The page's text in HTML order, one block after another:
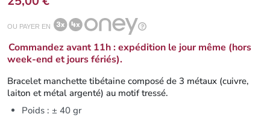
OU PAYER EN
Commandez avant 11h : expédition le jour même (hors
week-end et jours fériés).
Bracelet manchette tibétaine composé de 3 métaux (cuivre,
laiton et métal argenté) au motif tressé.
Poids : ± 40 gr